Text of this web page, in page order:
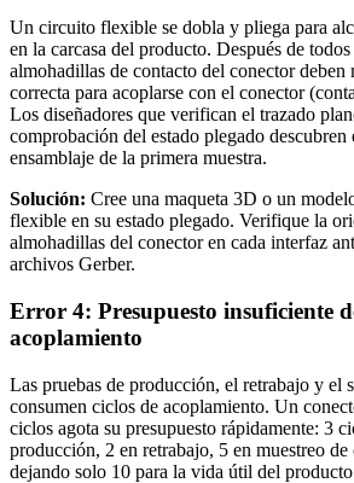
Un circuito flexible se dobla y pliega para
en la carcasa del producto. Después de
almohadillas de contacto del conector deben
correcta para acoplarse con el conector
Los diseñadores que verifican el trazado
comprobación del estado plegado descubren
ensamblaje de la primera muestra.
Solución: Cree una maqueta 3D o un
flexible en su estado plegado. Verifique la
almohadillas del conector en cada interfaz
archivos Gerber.
Error 4: Presupuesto insuficiente
acoplamiento
Las pruebas de producción, el retrabajo y el
consumen ciclos de acoplamiento. Un
ciclos agota su presupuesto rápidamente: 3
producción, 2 en retrabajo, 5 en muestreo
dejando solo 10 para la vida útil del